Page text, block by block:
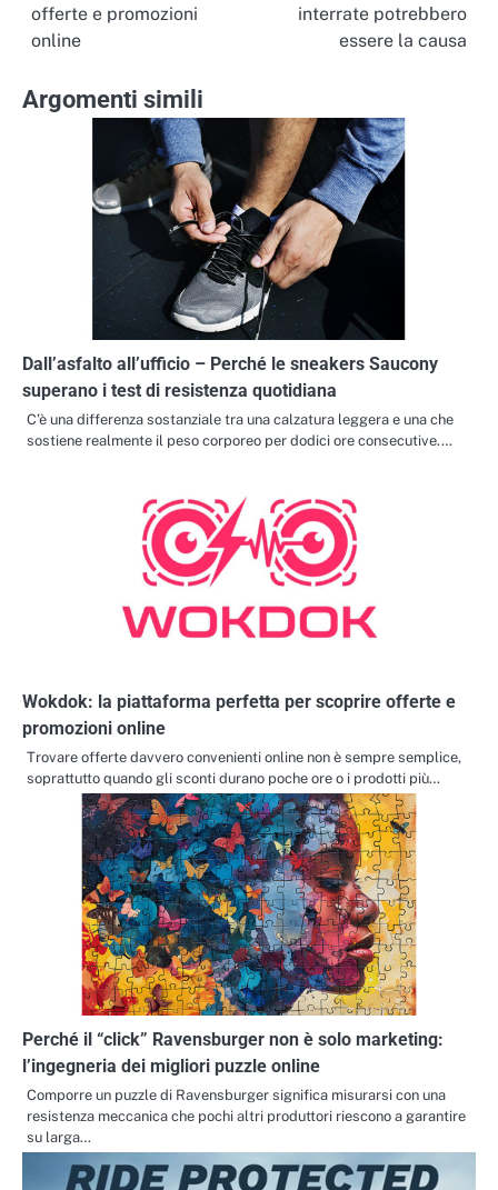
articoli
offerte e promozioni
online
interrate potrebbero
essere la causa
Argomenti simili
Dall’asfalto all’ufficio – Perché le sneakers Saucony
superano i test di resistenza quotidiana
C’è una differenza sostanziale tra una calzatura leggera e una che
sostiene realmente il peso corporeo per dodici ore consecutive.…
Wokdok: la piattaforma perfetta per scoprire offerte e
promozioni online
Trovare offerte davvero convenienti online non è sempre semplice,
soprattutto quando gli sconti durano poche ore o i prodotti più…
Perché il “click” Ravensburger non è solo marketing:
l’ingegneria dei migliori puzzle online
Comporre un puzzle di Ravensburger significa misurarsi con una
resistenza meccanica che pochi altri produttori riescono a garantire
su larga…